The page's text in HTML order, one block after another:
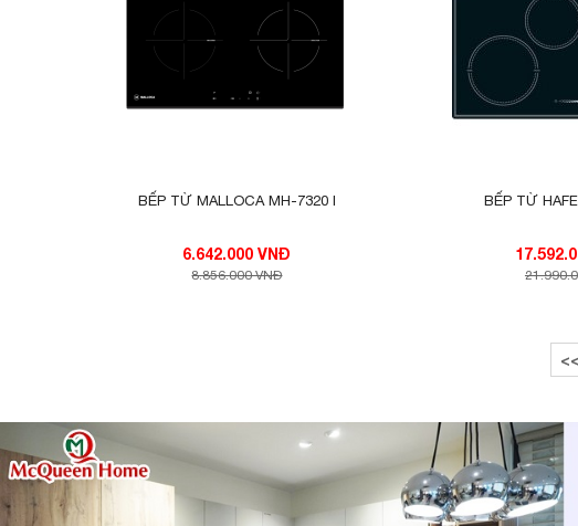
Với tổng thời gian lên tới 2h đồng hồ nên tính năng
các món ăn mà không phải kiểm soát bếp trong
làm mọi người thất vọng. Bạn hoàn toàn có thể
BẾP TỪ MALLOCA MH-7320 I
6.642.000 VNĐ
8.856.000 VNĐ
BẾP TỪ
<<